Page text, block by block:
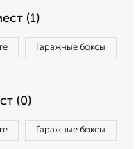
(1)
Гаражные боксы
(0)
Гаражные боксы